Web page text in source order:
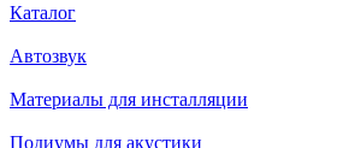
Каталог
Автозвук
Материалы для инсталляции
Подиумы для акустики